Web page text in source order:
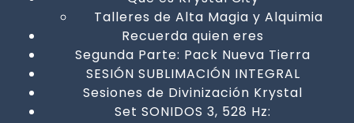
Talleres de Alta Magia y Alquimia
Recuerda quien eres
Segunda Parte: Pack Nueva Tierra
SESIÓN SUBLIMACIÓN INTEGRAL
Sesiones de Divinización Krystal
Set SONIDOS 3, 528 Hz: